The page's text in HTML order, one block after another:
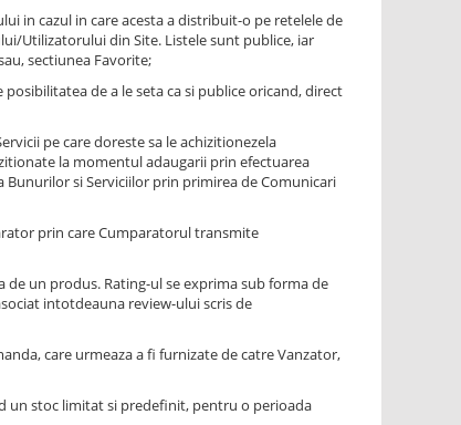
in cazul in care acesta a distribuit-o pe retelele de
Utilizatorului din Site. Listele sunt publice, iar
sectiunea Favorite;
de a le seta ca si publice oricand, direct
pe care doreste sa le achizitionezela
la momentul adaugarii prin efectuarea
si Serviciilor prin primirea de Comunicari
prin care Cumparatorul transmite
un produs. Rating-ul se exprima sub forma de
intotdeauna review-ului scris de
care urmeaza a fi furnizate de catre Vanzator,
un stoc limitat si predefinit, pentru o perioada